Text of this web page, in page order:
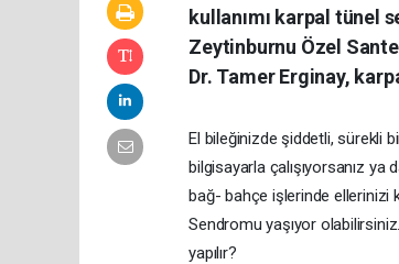
kullanımı karpal tünel
Zeytinburnu Özel
Dr. Tamer Erginay,
El bileğinizde şiddetli, sürekli
bilgisayarla çalışıyorsanız ya
bağ- bahçe işlerinde ellerinizi
Sendromu yaşıyor
yapılır?